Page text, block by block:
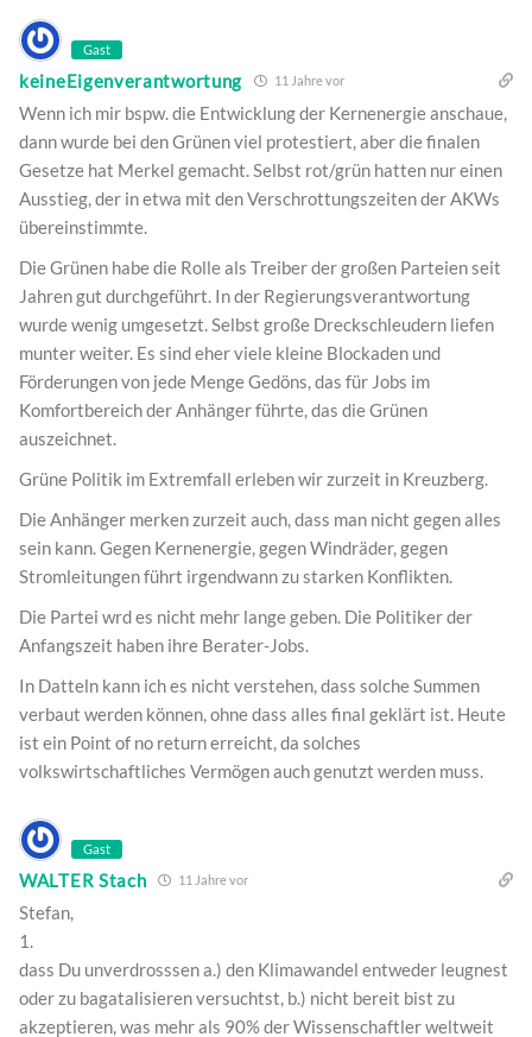
Gast
keineEigenverantwortung 11 Jahre vor
Wenn ich mir bspw. die Entwicklung der Kernenergie anschaue,
dann wurde bei den Grünen viel protestiert, aber die finalen
Gesetze hat Merkel gemacht. Selbst rot/grün hatten nur einen
Ausstieg, der in etwa mit den Verschrottungszeiten der AKWs
übereinstimmte.
Die Grünen habe die Rolle als Treiber der großen Parteien seit
Jahren gut durchgeführt. In der Regierungsverantwortung
wurde wenig umgesetzt. Selbst große Dreckschleudern liefen
munter weiter. Es sind eher viele kleine Blockaden und
Förderungen von jede Menge Gedöns, das für Jobs im
Komfortbereich der Anhänger führte, das die Grünen
auszeichnet.
Grüne Politik im Extremfall erleben wir zurzeit in Kreuzberg.
Die Anhänger merken zurzeit auch, dass man nicht gegen alles
sein kann. Gegen Kernenergie, gegen Windräder, gegen
Stromleitungen führt irgendwann zu starken Konflikten.
Die Partei wrd es nicht mehr lange geben. Die Politiker der
Anfangszeit haben ihre Berater-Jobs.
In Datteln kann ich es nicht verstehen, dass solche Summen
verbaut werden können, ohne dass alles final geklärt ist. Heute
ist ein Point of no return erreicht, da solches
volkswirtschaftliches Vermögen auch genutzt werden muss.
Gast
WALTER Stach 11 Jahre vor
Stefan,
1.
dass Du unverdrosssen a.) den Klimawandel entweder leugnest
oder zu bagatalisieren versuchtst, b.) nicht bereit bist zu
akzeptieren, was mehr als 90% der Wissenschaftler weltweit